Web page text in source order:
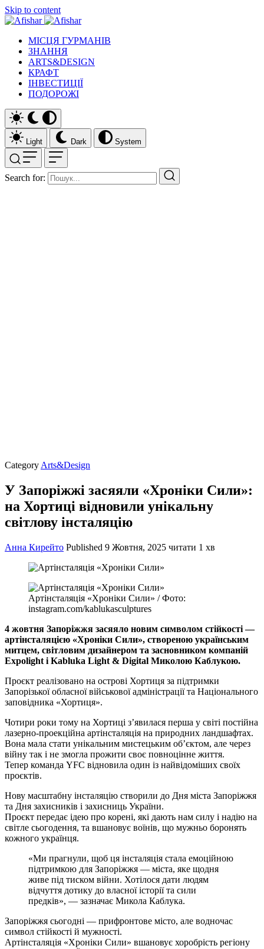
Skip to content
МІСЦЯ ГУРМАНІВ
ЗНАННЯ
ARTS&DESIGN
КРАФТ
ІНВЕСТИЦІЇ
ПОДОРОЖІ
Light Dark System
Search for:
Category Arts&Design
У Запоріжжі засяяли «Хроніки Сили»:
на Хортиці відновили унікальну
світлову інсталяцію
Анна Кирейто Published 9 Жовтня, 2025 читати 1 хв
Артінсталяція «Хроніки Сили» / Фото:
instagram.com/kablukasculptures
4 жовтня Запоріжжя засяяло новим символом стійкості —
артінсталяцією «Хроніки Сили», створеною українським
митцем, світловим дизайнером та засновником компаній
Expolight і Kabluka Light & Digital Миколою Каблукою.
Проєкт реалізовано на острові Хортиця за підтримки
Запорізької обласної військової адміністрації та Національного
заповідника «Хортиця».
Чотири роки тому на Хортиці з’явилася перша у світі постійна
лазерно-проекційна артінсталяція на природних ландшафтах.
Вона мала стати унікальним мистецьким об’єктом, але через
війну так і не змогла прожити своє повноцінне життя.
Тепер команда YFC відновила один із найвідоміших своїх
проєктів.
Нову масштабну інсталяцію створили до Дня міста Запоріжжя
та Дня захисників і захисниць України.
Проєкт передає ідею про корені, які дають нам силу і надію на
світле сьогодення, та вшановує воїнів, що мужньо боронять
кожного українця.
«Ми прагнули, щоб ця інсталяція стала емоційною
підтримкою для Запоріжжя — міста, яке щодня
живе під тиском війни. Хотілося дати людям
відчуття дотику до власної історії та сили
предків», — зазначає Микола Каблука.
Запоріжжя сьогодні — прифронтове місто, але водночас
символ стійкості й мужності.
Артінсталяція «Хроніки Сили» вшановує хоробрість регіону